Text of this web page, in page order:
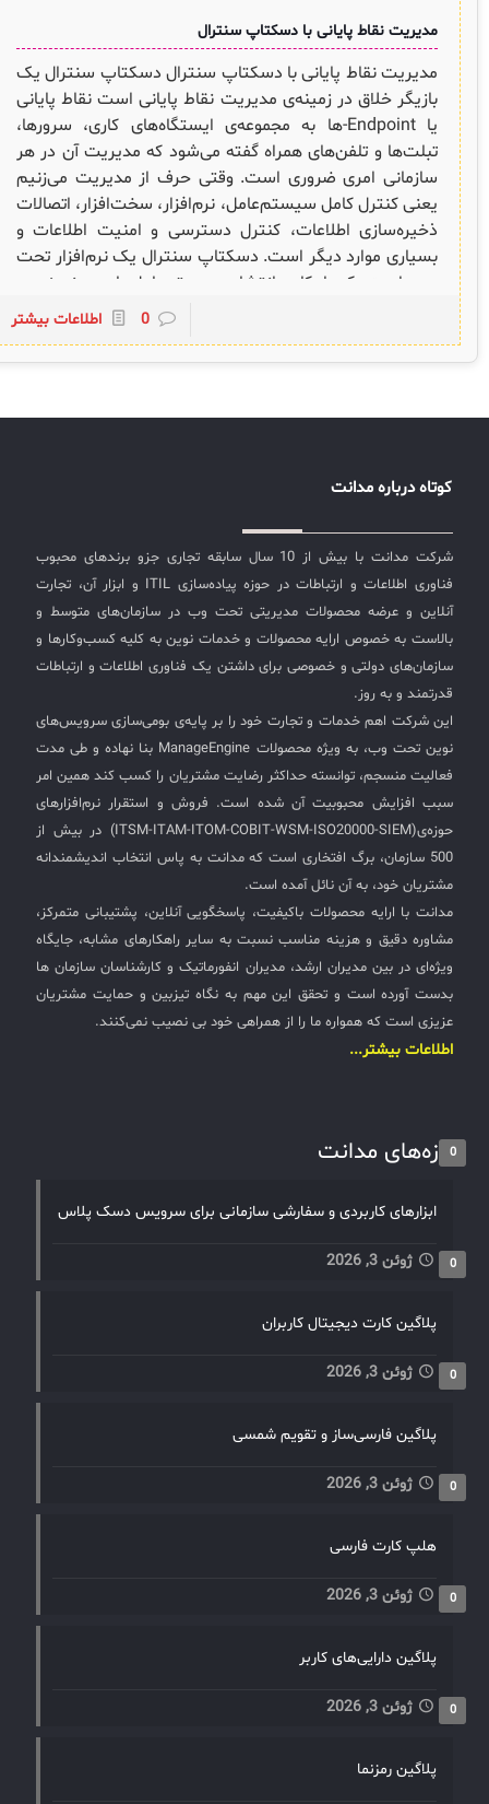
مدیریت نقاط پایانی با دسکتاپ سنترال
مدیریت نقاط پایانی با دسکتاپ سنترال دسکتاپ سنترال یک
بازیگر خلاق در زمینه‌ی مدیریت نقاط پایانی است نقاط پایانی
یا Endpoint-ها به مجموعه‌ی ایستگاه‌های کاری، سرورها،
تبلت‌ها و تلفن‌های همراه گفته می‌شود که مدیریت آن در هر
سازمانی امری ضروری است. وقتی حرف از مدیریت می‌زنیم
یعنی کنترل کامل سیستم‌عامل، نرم‌افزار، سخت‌افزار، اتصالات
ذخیره‌سازی اطلاعات، کنترل دسترسی و امنیت اطلاعات و
بسیاری موارد دیگر است. دسکتاپ سنترال یک نرم‌افزار تحت
وب است که امکان انتشار سیستم‌عامل‌های ویندوزی و
لینوکسی را بر بستر شبکه و از راه دور مهیا میکند این یعنی به
سادگی قادرید تا در هر لحظه و در هر مکانی، به ارایه خدمات
به کاربران نهایی اقدام کنید. اما این تمام ماجرا نیست.
کرونا و دورکاری سبب افزایش راندمان کارکنان دورکار و
سنترال است! این نرم‌افزار با سیستم مدیریت خدمات یا
که با مدیریت دارایی و کنترل متمرکز اطلاعات کلاینت‌ها قادر
به ارایه‌ی سریعترین خدمات در کمترین زمان هستید.
مهمترین ویژگی‌های استفاده از اندپوینت سنترال:
0 اطلاعات بیشتر
کوتاه درباره مدانت
شرکت مدانت با بیش از 10 سال سابقه تجاری جزو برندهای محبوب
فناوری اطلاعات و ارتباطات در حوزه پیاده‌سازی ITIL و ابزار آن، تجارت
آنلاین و عرضه محصولات مدیریتی تحت وب در سازمان‌های متوسط و
بالاست به خصوص ارایه محصولات و خدمات نوین به کلیه کسب‌وکارها و
سازمان‌های دولتی و خصوصی برای داشتن یک فناوری اطلاعات و ارتباطات
قدرتمند و به روز.
این شرکت اهم خدمات و تجارت خود را بر پایه‌ی بومی‌سازی سرویس‌های
نوین تحت وب، به ویژه محصولات ManageEngine بنا نهاده و طی مدت
فعالیت منسجم، توانسته حداکثر رضایت مشتریان را کسب کند همین امر
سبب افزایش محبوبیت آن شده است. فروش و استقرار نرم‌افزارهای
حوزه‌ی(ITSM-ITAM-ITOM-COBIT-WSM-ISO20000-SIEM) در بیش از
500 سازمان، برگ افتخاری است که مدانت به پاس انتخاب اندیشمندانه
مشتریان خود، به آن نائل آمده است.
مدانت با ارایه محصولات باکیفیت، پاسخگویی آنلاین، پشتیبانی متمرکز،
مشاوره دقیق و هزینه مناسب نسبت به سایر راهکارهای مشابه، جایگاه
ویژه‌ای در بین مدیران ارشد، مدیران انفورماتیک و کارشناسان سازمان ها
بدست آورده است و تحقق این مهم به نگاه تیزبین و حمایت مشتریان
عزیزی است که همواره ما را از همراهی خود بی نصیب نمی‌کنند.
اطلاعات بیشتر...
تازه‌های مدانت0
ابزارهای کاربردی و سفارشی سازمانی برای سرویس دسک پلاس
ژوئن 3, 2026 0
پلاگین کارت دیجیتال کاربران
ژوئن 3, 2026 0
پلاگین فارسی‌ساز و تقویم شمسی
ژوئن 3, 2026 0
هلپ کارت فارسی
ژوئن 3, 2026 0
پلاگین دارایی‌های کاربر
ژوئن 3, 2026 0
پلاگین رمزنما
✦
مدیریت خدمات سازمانی
سرویس دسک پلاس MSP
اندپوینت سنترال [سامانه مدیریت نقاط پایانی]
AD360
سیستم هوشمند مدیریت فروش و فاکتور
✧
سلف سرویس کاربران
سامانه مدیریت دارایی‌ها [Asset Explorer]
سامانه مدیریت پشتیبانی مشتریان
DDI
◉
ManageEngine Malware Protection Plus
سامانه مدیریت دسترسی ممتاز
سامانه مدیریت و مانیتورینگ شبکه
سامانه آزمون آنلاین
✦
مدیریت خدمات منابع انسانی
CIs Control
مجموعه راهکارهای آیناک
✦
آموزش سیستم مدیریت خدمات فناوری اطلاعات
نکته‌های کلیدی برای مدیر انفورماتیک
آموزش‌ ویدیویی مفاهیم سرویس دسک
ITIL & SDP
فلافلی_فناوری
مقالات آموزشی